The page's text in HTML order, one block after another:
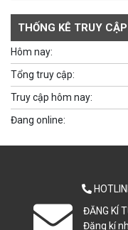
THỐNG KÊ TRUY CẬP
Hôm nay:
Tổng truy cập:
Truy cập hôm nay:
Đang online:
ĐĂNG KÍ
Đăng kí